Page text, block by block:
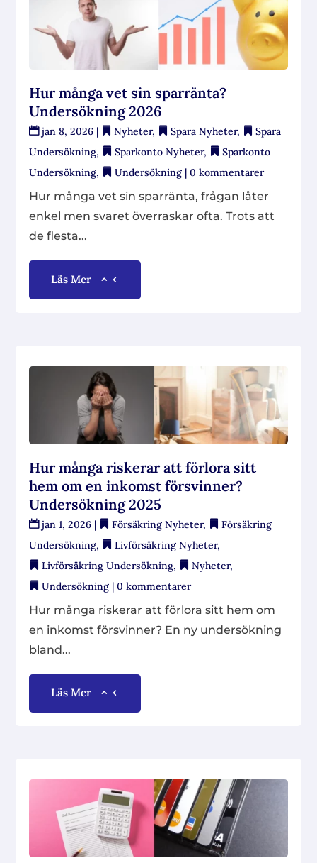
Hur många vet sin sparränta?
Undersökning 2026
jan 8, 2026 | Nyheter, Spara Nyheter,
Spara
Undersökning, Sparkonto Nyheter,
Sparkonto
Undersökning, Undersökning | 0 kommentarer
Hur många vet sin sparränta, frågan låter
enkel men svaret överraskar ofta. Trots att
de flesta...
Läs Mer
Hur många riskerar att förlora sitt
hem om en inkomst försvinner?
Undersökning 2025
jan 1, 2026 | Försäkring Nyheter,
Försäkring
Undersökning, Livförsäkring Nyheter,
Livförsäkring Undersökning, Nyheter,
Undersökning | 0 kommentarer
Hur många riskerar att förlora sitt hem om
en inkomst försvinner? En ny undersökning
bland...
Läs Mer